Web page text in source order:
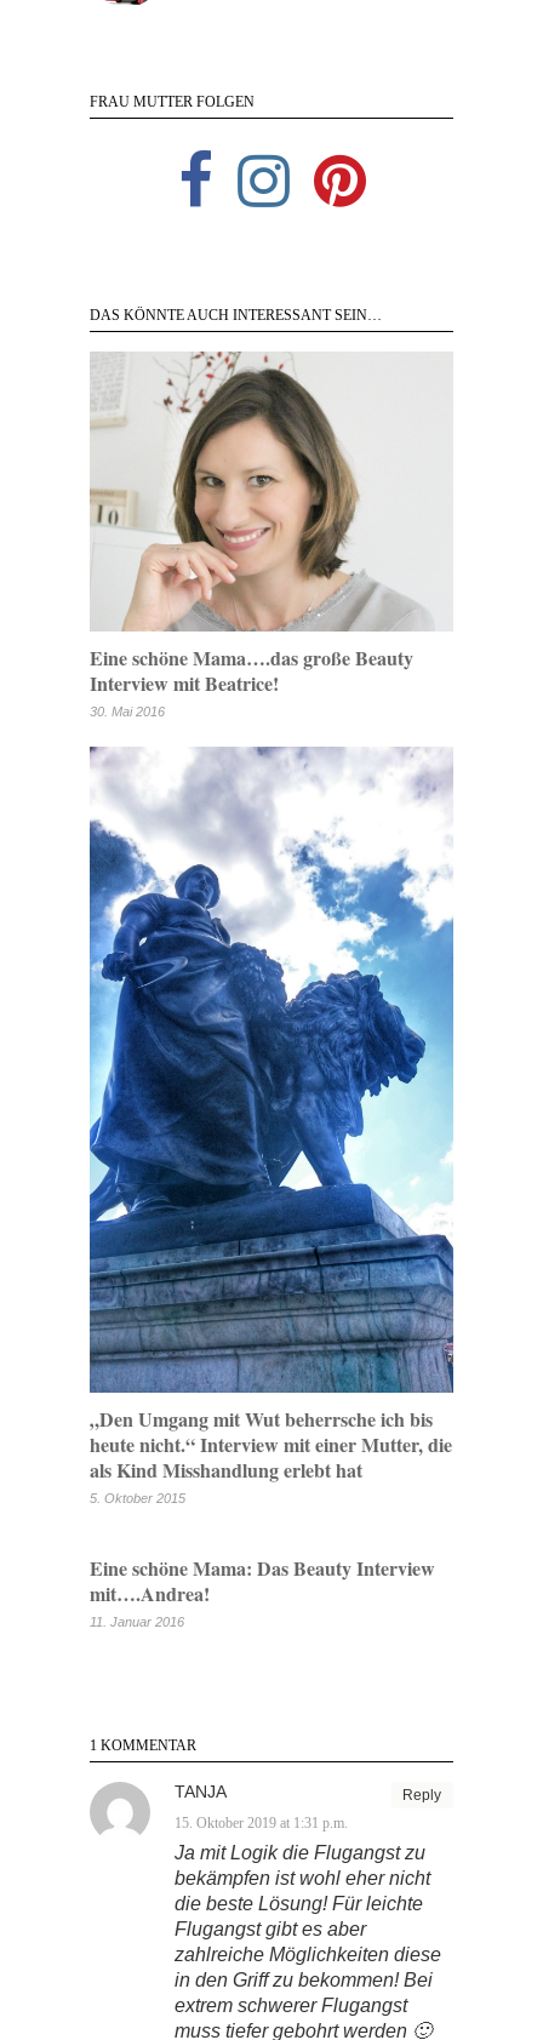
FRAU MUTTER FOLGEN
DAS KÖNNTE AUCH INTERESSANT SEIN…
Eine schöne Mama….das große Beauty
Interview mit Beatrice!
30. Mai 2016
„Den Umgang mit Wut beherrsche ich bis
heute nicht.“ Interview mit einer Mutter, die
als Kind Misshandlung erlebt hat
5. Oktober 2015
Eine schöne Mama: Das Beauty Interview
mit….Andrea!
11. Januar 2016
1 KOMMENTAR
Reply
TANJA
15. Oktober 2019 at 1:31 p.m.
Ja mit Logik die Flugangst zu
bekämpfen ist wohl eher nicht
die beste Lösung! Für leichte
Flugangst gibt es aber
zahlreiche Möglichkeiten diese
in den Griff zu bekommen! Bei
extrem schwerer Flugangst
muss tiefer gebohrt werden 🙂